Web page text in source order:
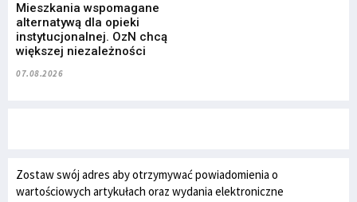
Mieszkania wspomagane
alternatywą dla opieki
instytucjonalnej. OzN chcą
większej niezależności
07.08.2026
Zostaw swój adres aby otrzymywać powiadomienia o
wartościowych artykułach oraz wydania elektroniczne